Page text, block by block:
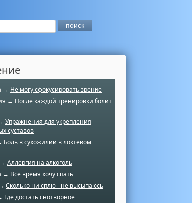
→ Не могу сфокусировать зрение
→ После каждой тренировки болит
Упражнения для укрепления
суставов
Боль в сухожилии в локтевом
→ Аллергия на алкоголь
→ Все время хочу спать
Сколько ни сплю - не высыпаюсь
Где достать снотворное